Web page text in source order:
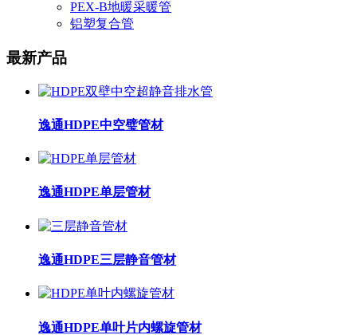
PEX-B地暖采暖管
铝塑复合管
最新产品
逸通HDPE中空璧管材
逸通HDPE单层管材
逸通HDPE三层静音管材
逸通HDPE单叶片内螺旋管材